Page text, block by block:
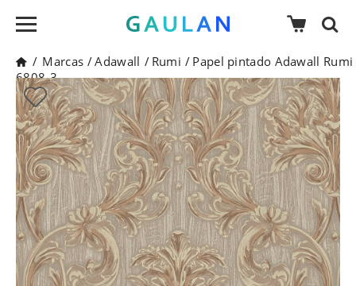
/ Marcas /Adawall / Rumi / Papel pintado Adawall Rumi
6808-3